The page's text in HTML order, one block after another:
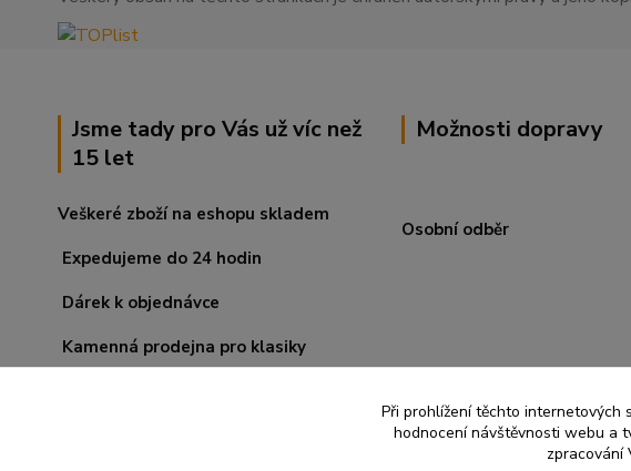
Jsme tady pro Vás už víc než
15 let
Veškeré zboží na eshopu skladem
Expedujeme do 24 hodin
Dárek k objednávce
Kamenná prodejna pro klasiky
Možnosti dopravy
Osobní odběr
Při prohlížení těchto internetových
hodnocení návštěvnosti webu a
zpracování